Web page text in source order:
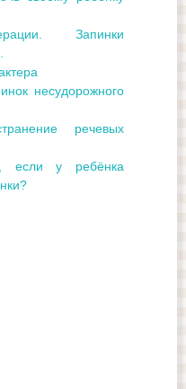
Запинки
несудорожного
речевых
если у ребёнка